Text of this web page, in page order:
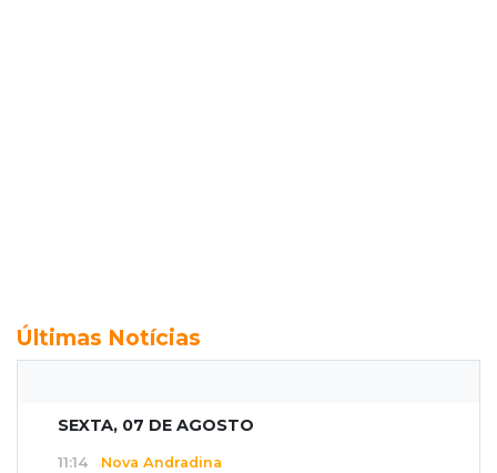
Últimas Notícias
SEXTA, 07 DE AGOSTO
11:14 Nova Andradina